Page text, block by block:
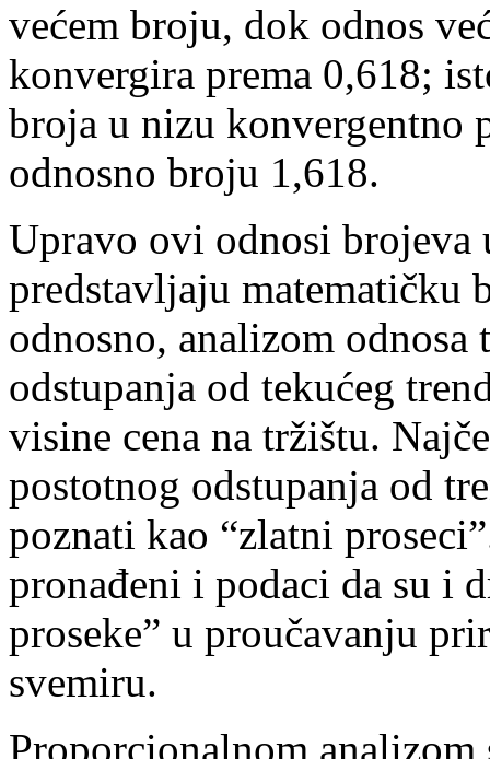
većem broju, dok odnos
konvergira prema 0,618;
broja u nizu
odnosno broju 1,618.
Upravo ovi odnosi brojeva
predstavljaju matematičku
odnosno, analizom odnosa
odstupanja od tekućeg
visine cena na tržištu.
postotnog odstupanja od
poznati kao “zlatni
pronađeni i podaci da su i
proseke” u proučavanju
svemiru.
Proporcionalnom analizom